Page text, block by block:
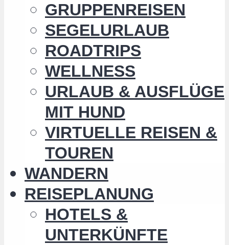
GRUPPENREISEN
SEGELURLAUB
ROADTRIPS
WELLNESS
URLAUB & AUSFLÜGE
MIT HUND
VIRTUELLE REISEN &
TOUREN
WANDERN
REISEPLANUNG
HOTELS &
UNTERKÜNFTE